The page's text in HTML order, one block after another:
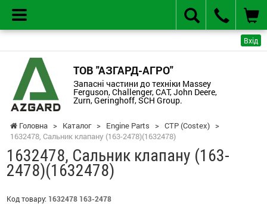
Вхід
ТОВ "АЗГАРД-АГРО"
Запасні частини до техніки Massey
Ferguson, Challenger, CAT, John Deere,
Zurn, Geringhoff, SCH Group.
Головна > Каталог > Engine Parts > CTP (Costex) >
1632478, Сальник клапану (163-2478)(1632478)
1632478, Сальник клапану (163-
2478)(1632478)
Код товару: 1632478 163-2478